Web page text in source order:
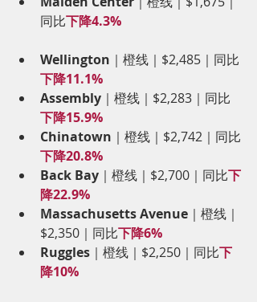
同比下降4.3%
Wellington ｜橙线｜$2,485｜同比
下降11.1%
Assembly ｜橙线｜$2,283｜同比
下降15.9%
Chinatown ｜橙线｜$2,742｜同比
下降20.8%
Back Bay ｜橙线｜$2,700｜同比下
降22.9%
Massachusetts Avenue ｜橙线｜
$2,350｜同比下降6%
Ruggles ｜橙线｜$2,250｜同比下
降10%